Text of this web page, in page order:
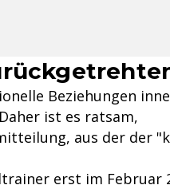
Beziehungen
ist es ratsam,
aus der der
erst im Februar